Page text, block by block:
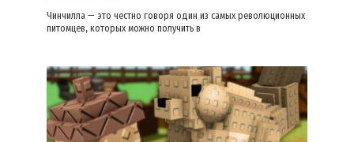
Чинчилла — это честно говоря один из самых революционных
питомцев, которых можно получить в